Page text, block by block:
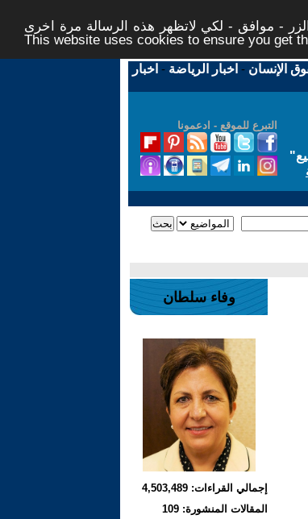
- موافق - لكي لاتظهر هذه الرسالة مرة اخرى -
This website uses cookies to ensure you get
الإنسان - اخبار الرياضة - اخبار
التبرع للموقع - ادعمونا
"
وفاء سلطان
إجمالي القراءات: 4,503,489
المقالات المنشورة: 109